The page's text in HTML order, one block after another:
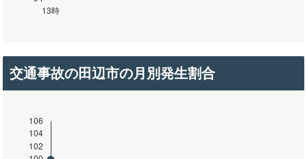
交通事故の田辺市の月別発生割合